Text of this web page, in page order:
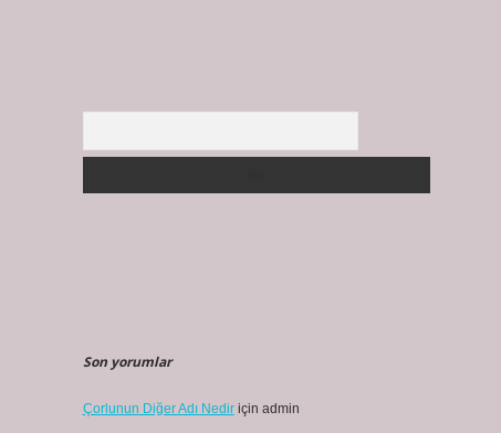
Son yorumlar
Çorlunun Diğer Adı Nediriçin admin